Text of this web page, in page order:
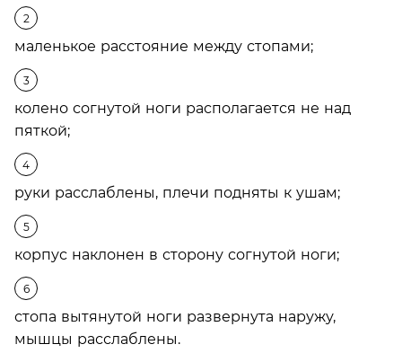
маленькое расстояние между стопами;
колено согнутой ноги располагается не над
пяткой;
руки расслаблены, плечи подняты к ушам;
корпус наклонен в сторону согнутой ноги;
стопа вытянутой ноги развернута наружу,
мышцы расслаблены.